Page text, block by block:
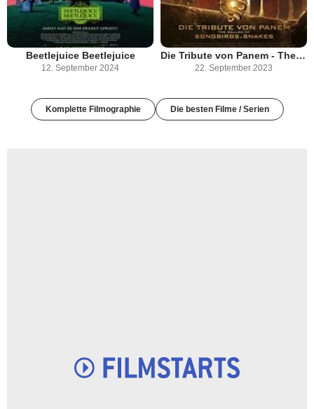
Beetlejuice Beetlejuice
12. September 2024
Die Tribute von Panem - The Ballad Of Songbirds & Snakes
22. September 2023
Komplette Filmographie Die besten Filme / Serien